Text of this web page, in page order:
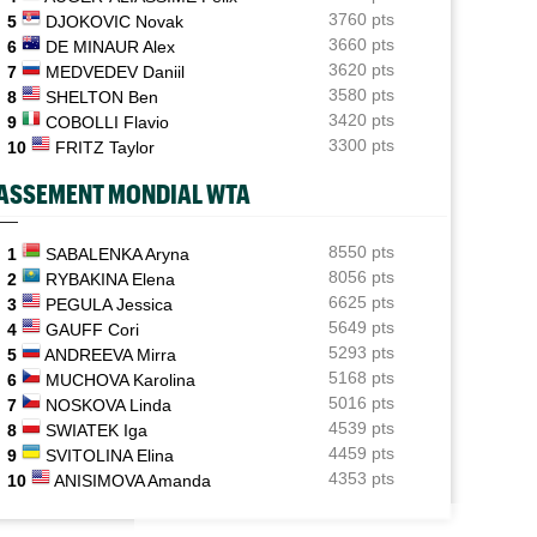
Fils, Rinderknech et Droguet ce jeudi : horaires et
diffusion TV
13:59
BJK Cup
Zheng, Rybakina, Noskova... : qui jouera les BJK Cup
Finals ?
Caroline Garcia est devenue maman d’un petit Pablo
Jeunes
Les Bleus U16 ont décroché leur deuxième médaille
européenne en 2026
ATP - Montréal
Terence Atmane a scalpé Tiafoe, Draper puis
Khachanov en 9 jours
5
DJOKOVIC Novak
3760 pts
6
DE MINAUR Alex
3660 pts
7
MEDVEDEV Daniil
3620 pts
8
SHELTON Ben
3580 pts
9
COBOLLI Flavio
3420 pts
10
FRITZ Taylor 3300 pts
MONDIAL WTA
1 SABALENKA Aryna
8550 pts
2
RYBAKINA Elena
8056 pts
3
PEGULA Jessica
6625 pts
4
GAUFF Cori
5649 pts
5
ANDREEVA Mirra
5293 pts
6
MUCHOVA Karolina
5168 pts
7
NOSKOVA Linda
5016 pts
8
SWIATEK Iga
4539 pts
9
SVITOLINA Elina
4459 pts
10
ANISIMOVA Amanda 4353 pts